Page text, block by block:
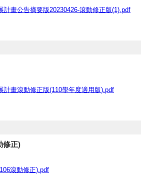
計畫公告摘要版20230426-滾動修正版(1).pdf
計畫滾動修正版(110學年度適用版).pdf
修正)
滾動修正).pdf